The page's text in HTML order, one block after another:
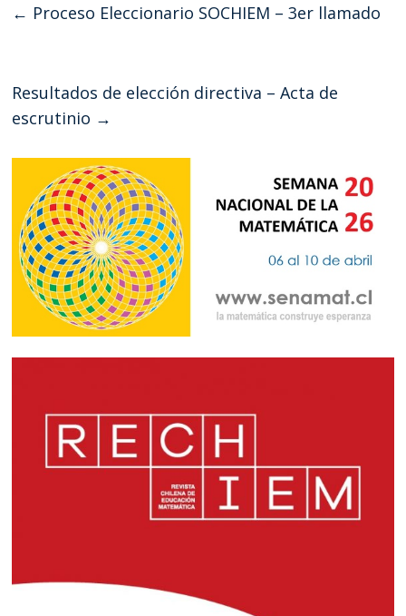
← Proceso Eleccionario SOCHIEM – 3er llamado
Resultados de elección directiva – Acta de
escrutinio →